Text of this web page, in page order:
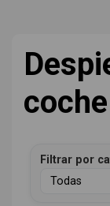
coche
Filtrar por